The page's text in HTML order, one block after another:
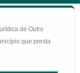
de Outro
que presta